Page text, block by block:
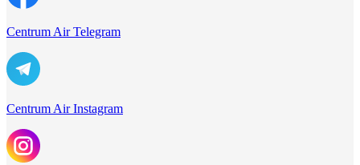
Centrum Air Telegram
Centrum Air Instagram